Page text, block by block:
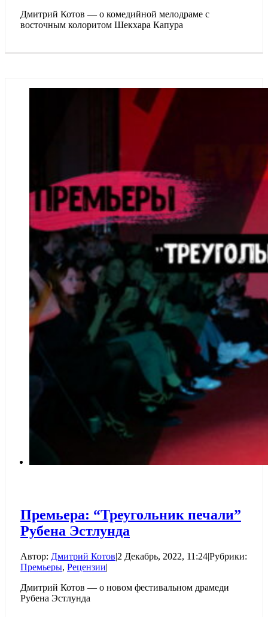
Дмитрий Котов — о комедийной мелодраме с
восточным колоритом Шекхара Капура
Премьера: “Треугольник печали”
Рубена Эстлунда
Автор: Дмитрий Котов|2 Декабрь, 2022, 11:24|Рубрики:
Премьеры, Рецензии|
Дмитрий Котов — о новом фестивальном драмеди
Рубена Эстлунда